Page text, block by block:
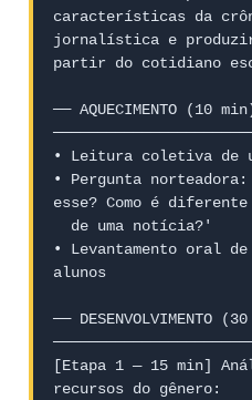
características da
jornalística e
partir do cotidiano
── AQUECIMENTO (10
• Leitura coletiva de
• Pergunta
esse? Como é diferente
• Levantamento oral
alunos
── DESENVOLVIMENTO
[Etapa 1 — 15 min]
recursos do gênero: